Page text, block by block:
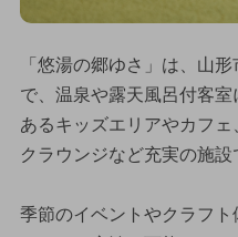
「悠湯の郷ゆさ」は、山
で、温泉や露天風呂付客
あるキッズエリアやカフ
クラウンジなど充実の施設
季節のイベントやクラフ